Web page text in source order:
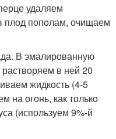
удаляем
плод пополам, очищаем
В эмалированную
в ней 20
жидкость (4-5
на огонь, как только
(используем 9%-й